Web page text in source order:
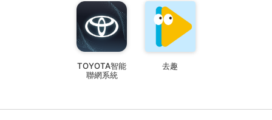
TOYOTA智能
聯網系統
去趣